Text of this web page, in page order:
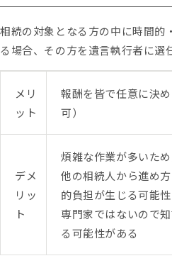
相続の対象となる方の中に時間的
る場合、その方を遺言執行者に選
メリ
ット
報酬を皆で任意に決
可）
デメ
リッ
ト
煩雑な作業が多いた
他の相続人から進め
的負担が生じる可能
専門家ではないので
る可能性がある